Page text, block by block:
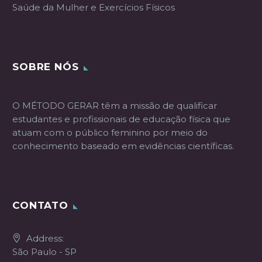
Saúde da Mulher e Exercícios Físicos
SOBRE NÓS
O MÉTODO GERAR têm a missão de qualificar
estudantes e profissionais de educação física que
atuam com o público feminino por meio do
conhecimento baseado em evidências científicas.
CONTATO
Address:
São Paulo - SP